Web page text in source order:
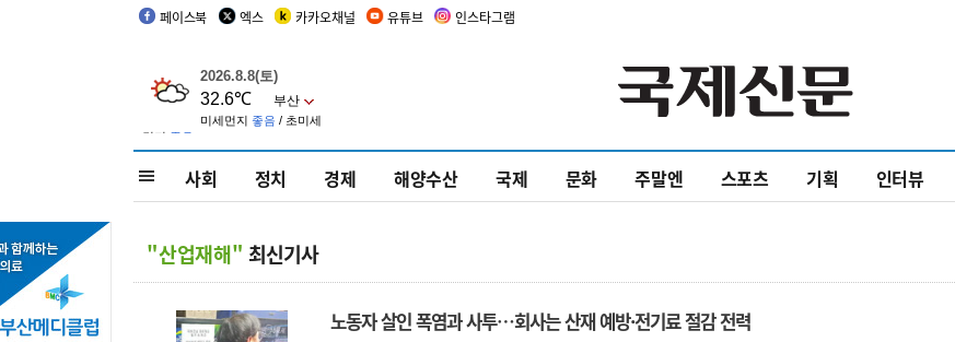
페이스북 엑스 카카오채널 유튜브 인스타그램
사회 정치 경제 해양수산 국제 문화 주말엔 스포츠 기획 인터뷰
"산업재해" 최신기사
노동자 살인 폭염과 사투…회사는 산재 예방·전기료 절감 전력